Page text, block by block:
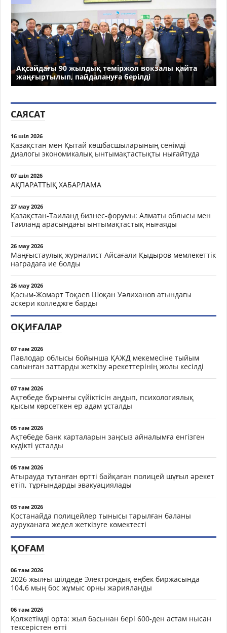
Ақсайдағы 90 жылдық теміржол вокзалы қайта
жаңғыртылып, пайдалануға берілді
САЯСАТ
16 шіл 2026
Қазақстан мен Қытай көшбасшыларының сенімді
диалогы экономикалық ынтымақтастықты нығайтуда
07 шіл 2026
АҚПАРАТТЫҚ ХАБАРЛАМА
27 мау 2026
Қазақстан-Таиланд бизнес-форумы: Алматы облысы мен
Таиланд арасындағы ынтымақтастық нығаяды
26 мау 2026
Маңғыстаулық журналист Айсағали Қыдыров мемлекеттік
наградаға ие болды
26 мау 2026
Қасым-Жомарт Тоқаев Шоқан Уәлиханов атындағы
әскери колледжге барды
ОҚИҒАЛАР
07 там 2026
Павлодар облысы бойынша ҚАЖД мекемесіне тыйым
салынған заттарды жеткізу әрекеттерінің жолы кесілді
07 там 2026
Ақтөбеде бұрынғы сүйіктісін аңдып, психологиялық
қысым көрсеткен ер адам ұсталды
05 там 2026
Ақтөбеде банк карталарын заңсыз айналымға енгізген
күдікті ұсталды
05 там 2026
Атырауда тұтанған өртті байқаған полицей шұғыл әрекет
етіп, тұрғындарды эвакуациялады
03 там 2026
Қостанайда полицейлер тынысы тарылған баланы
ауруханаға жедел жеткізуге көмектесті
ҚОҒАМ
06 там 2026
2026 жылғы шілдеде Электрондық еңбек биржасында
104,6 мың бос жұмыс орны жарияланды
06 там 2026
Қолжетімді орта: жыл басынан бері 600-ден астам нысан
тексерістен өтті